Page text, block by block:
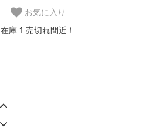
お気に入り
在庫 1 売切れ間近！